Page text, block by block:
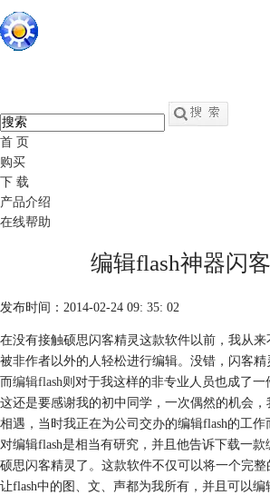
首 页
购买
下 载
产品介绍
在线帮助
编辑flash神器闪
发布时间：2014-02-24 09: 35: 02
在没有接触硕思闪客精灵这款软件以前，我从来
被非作者以外的人轻松进行编辑。没错，闪客精
而编辑flash则对于我这样的非专业人员也成了一
这还是要感谢我的初中同学，一次偶然的机会
相遇，当时我正在为公司交办的编辑flash的工
对编辑flash是相当有研究，并且他告诉下载一款
硕思闪客精灵了。这款软件不仅可以将一个完整
让flash中的图、文、声都为我所有，并且可以